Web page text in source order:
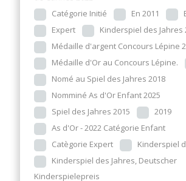
Catégorie Initié
En 2011
Expert
Kinderspiel des Jahres
Médaille d'argent Concours Lépine
Médaille d'Or au Concours Lépine.
Nomé au Spiel des Jahres 2018
Nomminé As d'Or Enfant 2025
Spiel des Jahres 2015
2019
As d'Or - 2022 Catégorie Enfant
Catègorie Expert
Kinderspiel
Kinderspiel des Jahres, Deutscher
Kinderspielepreis